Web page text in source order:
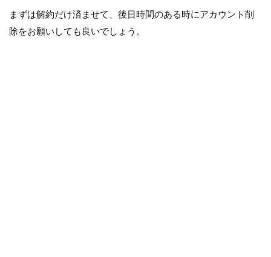
まずは解約だけ済ませて、後日時間のある時にアカウント削
除をお願いしても良いでしょう。